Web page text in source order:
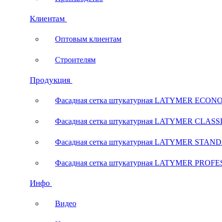
Клиентам
Оптовым клиентам
Строителям
Продукция
Фасадная сетка штукатурная LATYMER
Фасадная сетка штукатурная LATYMER
Фасадная сетка штукатурная LATYMER
Фасадная сетка штукатурная LATYMER
Инфо
Видео